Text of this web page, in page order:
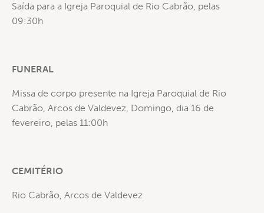
Saída para a Igreja Paroquial de Rio Cabrão, pelas
09:30h
FUNERAL
Missa de corpo presente na Igreja Paroquial de Rio
Cabrão, Arcos de Valdevez, Domingo, dia 16 de
fevereiro, pelas 11:00h
CEMITÉRIO
Rio Cabrão, Arcos de Valdevez